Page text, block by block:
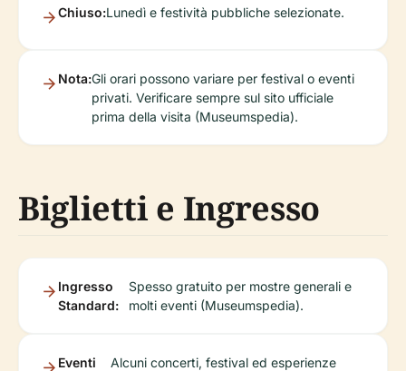
Chiuso:Lunedì e festività pubbliche selezionate.
Nota:Gli orari possono variare per festival o eventi
privati. Verificare sempre sul sito ufficiale
prima della visita (Museumspedia).
Biglietti e Ingresso
Ingresso
Standard:
Spesso gratuito per mostre generali e
molti eventi (Museumspedia).
Eventi
Alcuni concerti, festival ed esperienze